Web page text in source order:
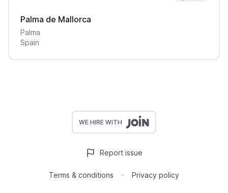
Palma de Mallorca
Palma
Spain
WE HIRE WITH
Terms & conditions Privacy policy
Report issue